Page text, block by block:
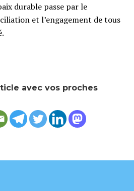
durable passe par le
et l’engagement de tous
avec vos proches